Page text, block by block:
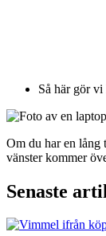
Så här gör
Om du har en lång
vänster kommer
Senaste